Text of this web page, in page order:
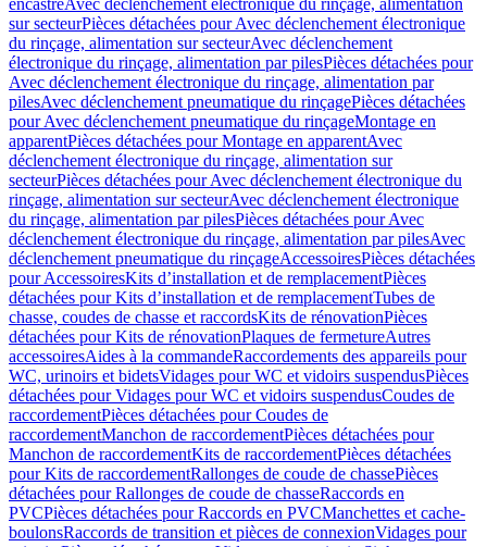
encastréAvec déclenchement électronique du rinçage, alimentation
sur secteurPièces détachées pour Avec déclenchement électronique
du rinçage, alimentation sur secteurAvec déclenchement
électronique du rinçage, alimentation par pilesPièces détachées pour
Avec déclenchement électronique du rinçage, alimentation par
pilesAvec déclenchement pneumatique du rinçagePièces détachées
pour Avec déclenchement pneumatique du rinçageMontage en
apparentPièces détachées pour Montage en apparentAvec
déclenchement électronique du rinçage, alimentation sur
secteurPièces détachées pour Avec déclenchement électronique du
rinçage, alimentation sur secteurAvec déclenchement électronique
du rinçage, alimentation par pilesPièces détachées pour Avec
déclenchement électronique du rinçage, alimentation par pilesAvec
déclenchement pneumatique du rinçageAccessoiresPièces détachées
pour AccessoiresKits d’installation et de remplacementPièces
détachées pour Kits d’installation et de remplacementTubes de
chasse, coudes de chasse et raccordsKits de rénovationPièces
détachées pour Kits de rénovationPlaques de fermetureAutres
accessoiresAides à la commandeRaccordements des appareils pour
WC, urinoirs et bidetsVidages pour WC et vidoirs suspendusPièces
détachées pour Vidages pour WC et vidoirs suspendusCoudes de
raccordementPièces détachées pour Coudes de
raccordementManchon de raccordementPièces détachées pour
Manchon de raccordementKits de raccordementPièces détachées
pour Kits de raccordementRallonges de coude de chassePièces
détachées pour Rallonges de coude de chasseRaccords en
PVCPièces détachées pour Raccords en PVCManchettes et cache-
boulonsRaccords de transition et pièces de connexionVidages pour